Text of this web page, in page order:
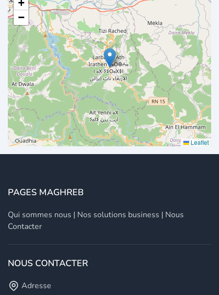
+
−
Leaflet
PAGES MAGHREB
Qui sommes nous | Nos solutions business | Nous
Contacter
NOUS CONTACTER
Adresse